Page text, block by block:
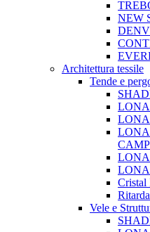
NEW
Architettura tessile
Tende e
Cristal
Vele e